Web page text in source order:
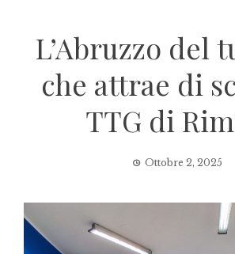
L’Abruzzo del
che attrae di
TTG di
Ottobre 2, 2025